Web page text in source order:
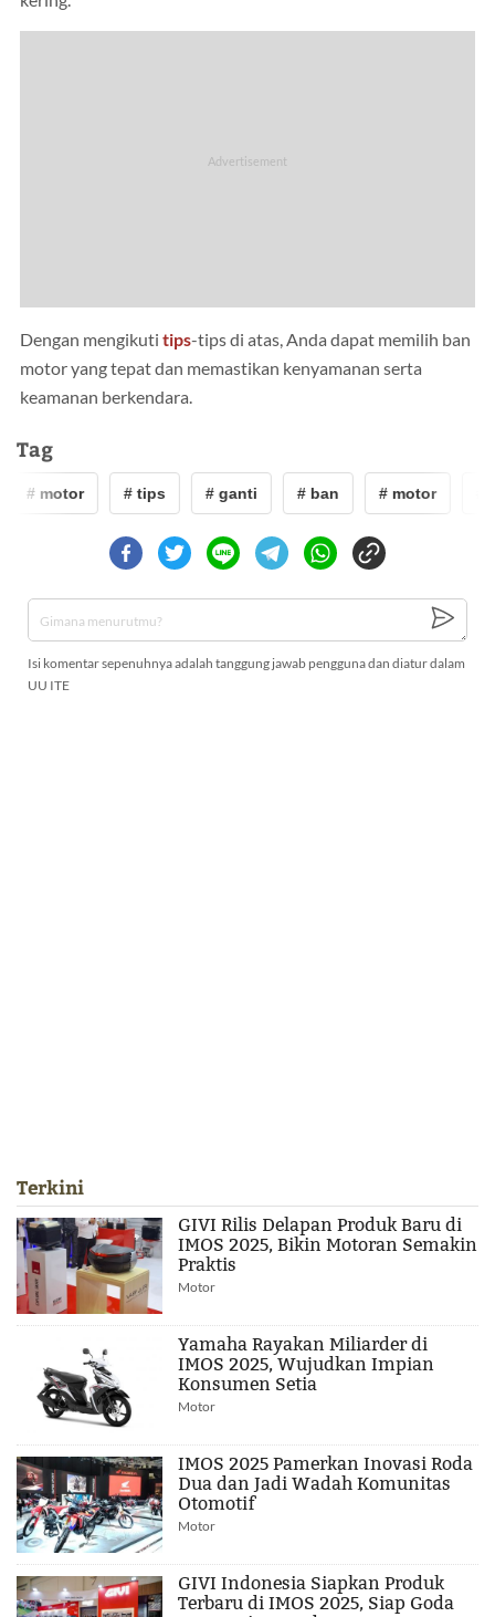
Dengan mengikuti tips-tips di atas, Anda dapat memilih ban
motor yang tepat dan memastikan kenyamanan serta
keamanan berkendara.
Tag
# motor # tips # ganti # ban # motor
Isi komentar sepenuhnya adalah tanggung jawab pengguna dan diatur dalam
UU ITE
Terkini
GIVI Rilis Delapan Produk Baru di
IMOS 2025, Bikin Motoran Semakin
Praktis
Motor
Yamaha Rayakan Miliarder di
IMOS 2025, Wujudkan Impian
Konsumen Setia
Motor
IMOS 2025 Pamerkan Inovasi Roda
Dua dan Jadi Wadah Komunitas
Otomotif
Motor
GIVI Indonesia Siapkan Produk
Terbaru di IMOS 2025, Siap Goda